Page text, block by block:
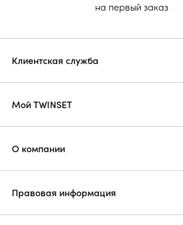
на первый заказ
Клиентская служба
Мой TWINSET
О компании
Правовая информация